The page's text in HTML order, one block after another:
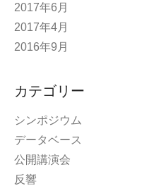
2017年6月
2017年4月
2016年9月
カテゴリー
シンポジウム
データベース
公開講演会
反響